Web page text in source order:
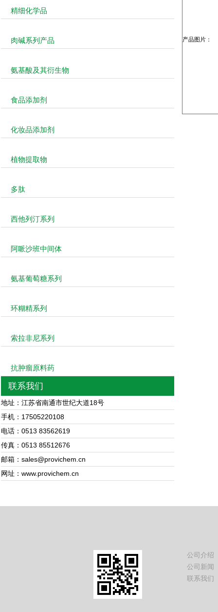
精细化学品
肉碱系列产品
氨基酸及其衍生物
食品添加剂
化妆品添加剂
植物提取物
多肽
西他列汀系列
阿哌沙班中间体
氨基葡萄糖系列
环糊精系列
索拉非尼系列
抗肿瘤原料药
联系我们
地址：江苏省南通市世纪大道18号
手机：17505220108
电话：0513 83562619
传真：0513 85512676
邮箱：sales@provichem.cn
网址：www.provichem.cn
产品图片：
公司介绍
公司新闻
联系我们